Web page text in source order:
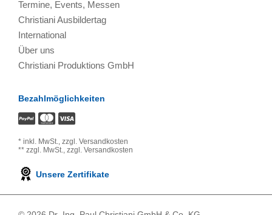
Termine, Events, Messen
Christiani Ausbildertag
International
Über uns
Christiani Produktions GmbH
Bezahlmöglichkeiten
* inkl. MwSt., zzgl. Versandkosten
** zzgl. MwSt., zzgl. Versandkosten
Unsere Zertifikate